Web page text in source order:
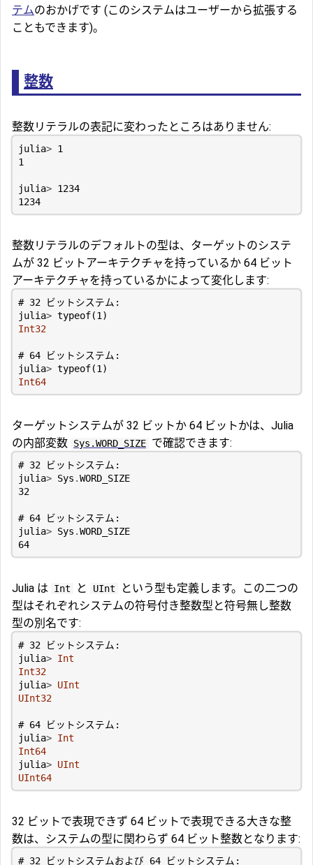
テムのおかげです (このシステムはユーザーから拡張する
こともできます)。
整数
整数リテラルの表記に変わったところはありません:
julia> 1
1
julia> 1234
1234
整数リテラルのデフォルトの型は、ターゲットのシステ
ムが 32 ビットアーキテクチャを持っているか 64 ビット
アーキテクチャを持っているかによって変化します:
# 32 ビットシステム:
julia> typeof(1 )
Int32
# 64 ビットシステム:
julia> typeof(1 )
Int64
ターゲットシステムが 32 ビットか 64 ビットかは、Julia
の内部変数 Sys.WORD_SIZE で確認できます:
# 32 ビットシステム:
julia> Sys .WORD_SIZE
32
# 64 ビットシステム:
julia> Sys .WORD_SIZE
64
Julia は Int と UInt
という型も定義します。この二つの
型はそれぞれシステムの符号付き整数型と符号無し整数
型の別名です:
# 32 ビットシステム:
julia> Int
Int32
julia> UInt
UInt32
# 64 ビットシステム:
julia> Int
Int64
julia> UInt
UInt64
32 ビットで表現できず 64 ビットで表現できる大きな整
数は、システムの型に関わらず 64 ビット整数となります:
# 32 ビットシステムおよび 64 ビットシステム: